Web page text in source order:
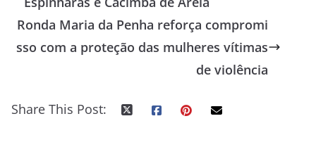
Ronda Maria da Penha reforça compromi
sso com a proteção das mulheres vítimas
de violência
Share This Post: